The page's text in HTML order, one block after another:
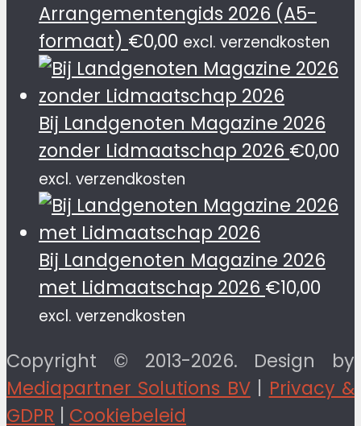
Arrangementengids 2026 (A5-
formaat) €0,00 excl. verzendkosten
Bij Landgenoten Magazine 2026
zonder Lidmaatschap 2026 €0,00
excl. verzendkosten
Bij Landgenoten Magazine 2026
met Lidmaatschap 2026 €10,00
excl. verzendkosten
Copyright © 2013-2026. Design by
Mediapartner Solutions BV| Privacy &
GDPR | Cookiebeleid